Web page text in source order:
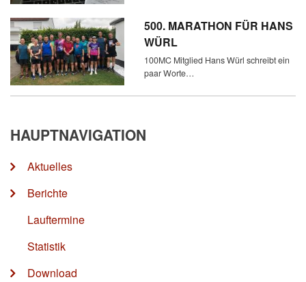
500. MARATHON FÜR HANS
WÜRL
100MC Mitglied Hans Würl schreibt ein
paar Worte…
HAUPTNAVIGATION
Aktuelles
Berichte
Lauftermine
Statistik
Download